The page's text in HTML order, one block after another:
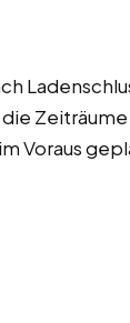
Voraus